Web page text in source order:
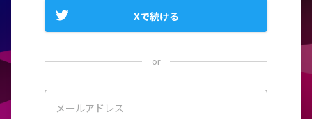
Xで続ける
or
メールアドレス